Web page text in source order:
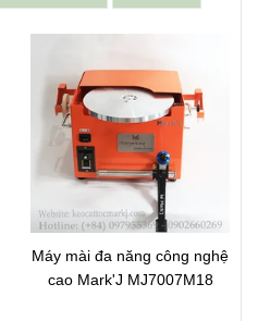
Máy mài đa năng công nghệ
cao Mark'J MJ7007M18